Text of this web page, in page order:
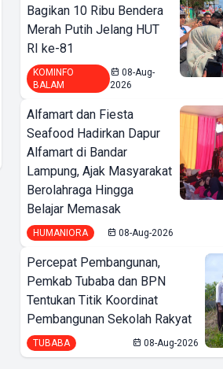
Bank Lampung
Serahkan
Grand Prize
Hadiah Undian
Simpeda Lokal
Bagikan 10 Ribu Bendera
Merah Putih Jelang HUT
RI ke-81
KOMINFO
BALAM
08-Aug-
2026
Alfamart dan Fiesta
Seafood Hadirkan Dapur
Alfamart di Bandar
Lampung, Ajak Masyarakat
Berolahraga Hingga
Belajar Memasak
HUMANIORA 08-Aug-2026
Percepat Pembangunan,
Pemkab Tubaba dan BPN
Tentukan Titik Koordinat
Pembangunan Sekolah Rakyat
TUBABA 08-Aug-2026